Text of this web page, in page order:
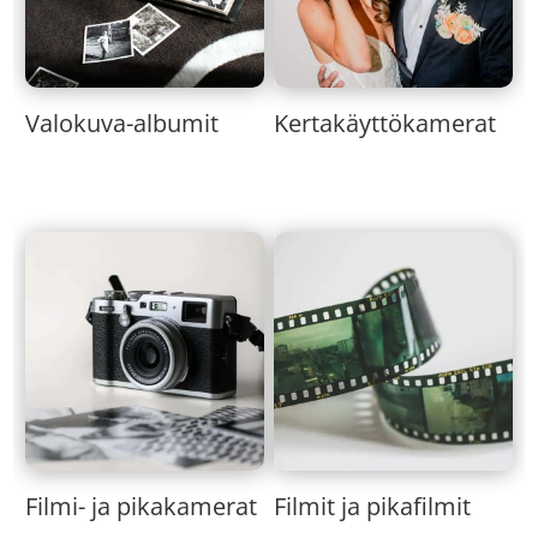
Valokuva-albumit Kertakäyttökamerat
Filmi- ja pikakamerat Filmit ja pikafilmit